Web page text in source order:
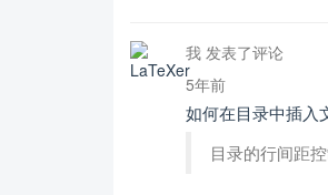
我 发表了评论
5年前
如何在目录中插入
目录的行间距